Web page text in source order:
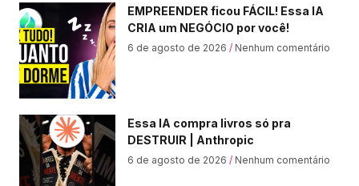
EMPREENDER ficou FÁCIL! Essa IA
CRIA um NEGÓCIO por você!
6 de agosto de 2026 Nenhum comentário
Essa IA compra livros só pra
DESTRUIR | Anthropic
6 de agosto de 2026 Nenhum comentário